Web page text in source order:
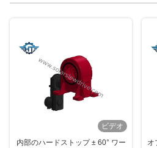
ビデオ
内部のハードストップ ± 60° ワー
オ